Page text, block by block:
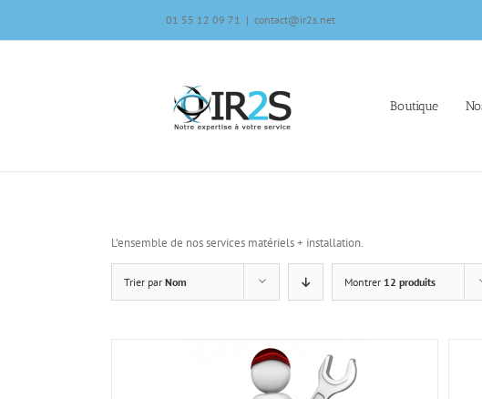
content
01 55 12 09 71 | contact@ir2s.net
Boutique
L’ensemble de nos services matériels + installation.
Trier par Nom Montrer 12 produits